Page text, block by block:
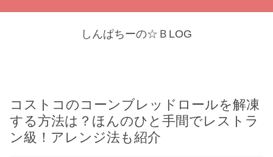
しんぱちーの☆ＢLOG
コストコのコーンブレッドロールを解凍
する方法は？ほんのひと手間でレストラ
ン級！アレンジ法も紹介